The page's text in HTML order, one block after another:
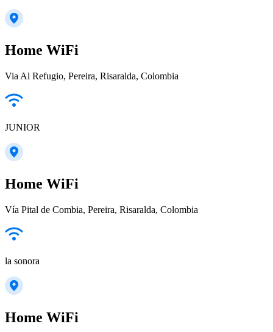
Home WiFi
Via Al Refugio, Pereira, Risaralda, Colombia
JUNIOR
Home WiFi
Vía Pital de Combia, Pereira, Risaralda, Colombia
la sonora
Home WiFi